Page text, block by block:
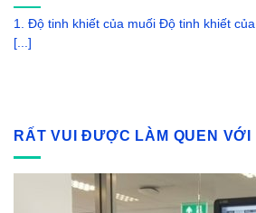
1. Độ tinh khiết của muối Độ tinh khiết
[...]
RẤT VUI ĐƯỢC LÀM QUEN VỚI